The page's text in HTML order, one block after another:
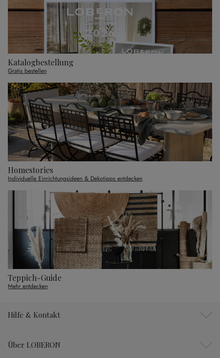
Katalogbestellung
Gratis bestellen
Homestories
Individuelle Einrichtungsideen & Dekotipps entdecken
Teppich-Guide
Mehr entdecken
Hilfe & Kontakt
Über LOBERON